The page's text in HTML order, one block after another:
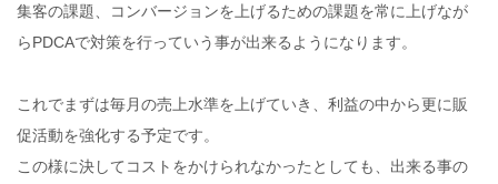
集客の課題、コンバージョンを上げるための課題を常に上げなが
らPDCAで対策を行っていう事が出来るようになります。
これでまずは毎月の売上水準を上げていき、利益の中から更に販
促活動を強化する予定です。
この様に決してコストをかけられなかったとしても、出来る事の